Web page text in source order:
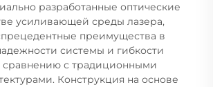
разработанные оптические
усиливающей среды лазера,
преимущества в
системы и гибкости
сравнению с традиционными
Конструкция на основе